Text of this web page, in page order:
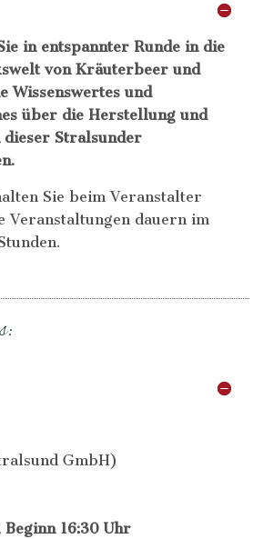
in entspannter Runde in die
von Kräuterbeer und
Wissenswertes und
über die Herstellung und
dieser Stralsunder
Sie beim Veranstalter
Veranstaltungen dauern im
GmbH)
16:30 Uhr